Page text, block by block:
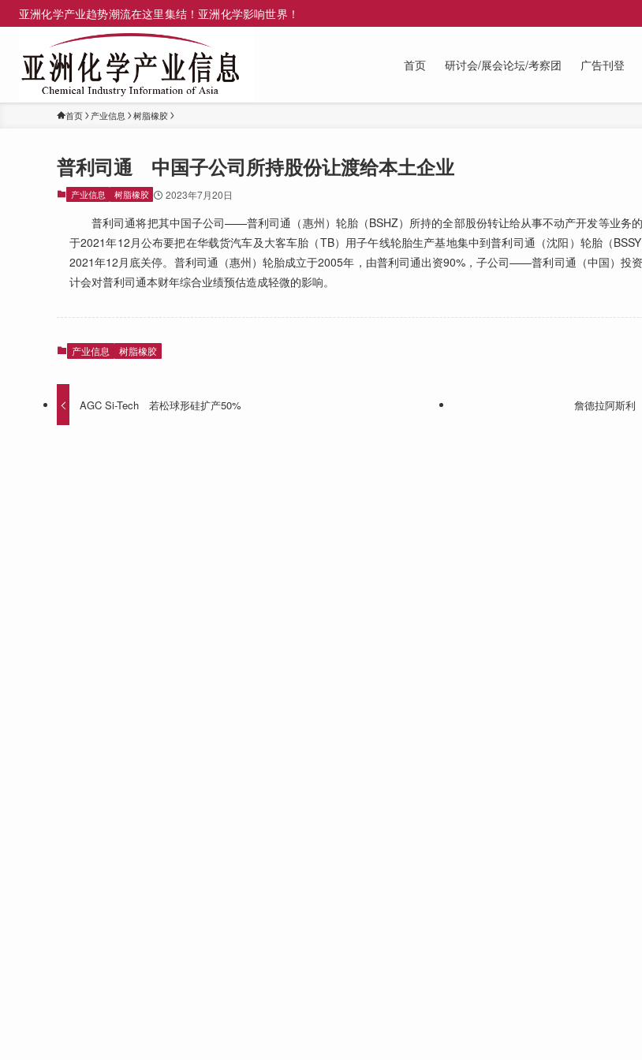
亚洲化学产业趋势潮流在这里集结！亚洲化学影响世界！
首页 研讨会/展会论坛/考察团 广告刊登
首页 产业信息 树脂橡胶
普利司通 中国子公司所持股份让渡给本土企业
产业信息 树脂橡胶 2023年7月20日
普利司通将把其中国子公司——普利司通（惠州）轮胎（BSHZ）所持的全部股份转让给从事不动产开发等业务
于2021年12月公布要把在华载货汽车及大客车胎（TB）用子午线轮胎生产基地集中到普利司通（沈阳）轮胎（
2021年12月底关停。普利司通（惠州）轮胎成立于2005年，由普利司通出资90%，子公司——普利司通（中国）投
计会对普利司通本财年综合业绩预估造成轻微的影响。
产业信息 树脂橡胶
AGC Si-Tech 若松球形硅扩产50% 詹德拉阿斯利